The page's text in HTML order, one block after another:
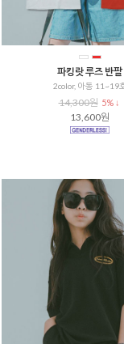
파킹랏 루즈 반팔
2color, 아동 11~19
14,300원 5% ↓
13,600원